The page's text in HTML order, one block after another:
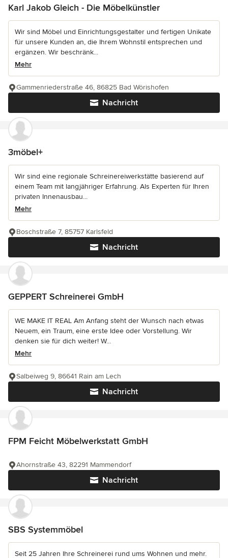
Karl Jakob Gleich - Die Möbelkünstler
Wir sind Möbel und Einrichtungsgestalter und fertigen Unikate
für unsere Kunden an, die Ihrem Wohnstil entsprechen und
ergänzen. Wir beschränk...
Mehr
Nachricht
Gammenriederstraße 46, 86825 Bad Wörishofen
3möbel+
Wir sind eine regionale Schreinereiwerkstätte basierend auf
einem Team mit langjähriger Erfahrung. Als Experten für Ihren
privaten Innenausbau...
Mehr
Nachricht
Boschstraße 7, 85757 Karlsfeld
GEPPERT Schreinerei GmbH
WE MAKE IT REAL Am Anfang steht der Wunsch nach etwas
Neuem, ein Traum, eine erste Idee oder Vorstellung. Wir
denken sie für dich weiter! W...
Mehr
Nachricht
Salbeiweg 9, 86641 Rain am Lech
FPM Feicht Möbelwerkstatt GmbH
Nachricht
Ahornstraße 43, 82291 Mammendorf
SBS Systemmöbel
Seit 25 Jahren Ihre Schreinerei rund ums Wohnen und mehr.